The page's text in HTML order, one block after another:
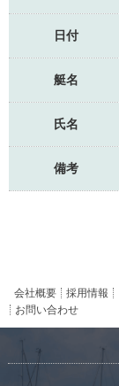
日付
艇名
氏名
備考
会社概要 採用情報
お問い合わせ